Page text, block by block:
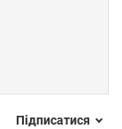
Підписатися